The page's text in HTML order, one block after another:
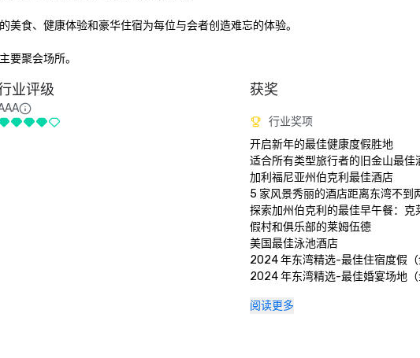
食、健康体验和豪华住宿为每位与会者创造难忘的体验。
要聚会场所。
业评级 获奖
行业奖项
开启新年的最佳健康度假胜地
适合所有类型旅行者的旧金山最佳
加利福尼亚州伯克利最佳酒店
5 家风景秀丽的酒店距离东湾不到
探索加州伯克利的最佳早午餐：克
假村和俱乐部的莱姆伍德
美国最佳泳池酒店
2024 年东湾精选-最佳住宿度假（
2024 年东湾精选-最佳婚宴场地（
奖）
阅读更多